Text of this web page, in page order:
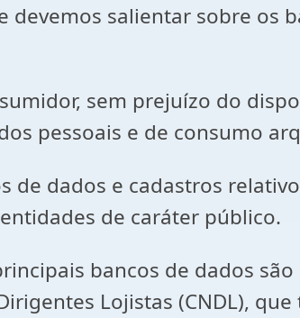
devemos salientar sobre os
sem prejuízo do
pessoais e de consumo
de dados e cadastros
de caráter público.
bancos de dados
Lojistas (CNDL),